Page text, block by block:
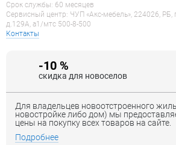
Срок службы: 60 месяцев
Сервисный центр: ЧУП «Акс-мебель», 224026, РБ,
д.129А, a1/мтс 500-8-500
Контакты
-10 %
скидка для новоселов
Для владельцев новоотстроенного
новостройке либо дом) мы
цены на покупку всех товаров на сайте.
Подробнее